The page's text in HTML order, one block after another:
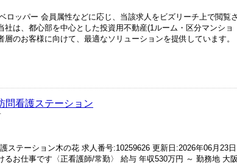
ロッパー 会員属性などに応じ、当該求人をビズリーチ上で閲覧さ
は、都心部を中心とした投資用不動産(1ルーム・区分マンショ
のお客様に向けて、最適なソリューションを提供しています。
問看護ステーション
ステーション木の花 求人番号:10259626 更新日:2026年06月23日
るお仕事です〈正看護師/常勤〉 給与 年収530万円 ～ 勤務地 大阪